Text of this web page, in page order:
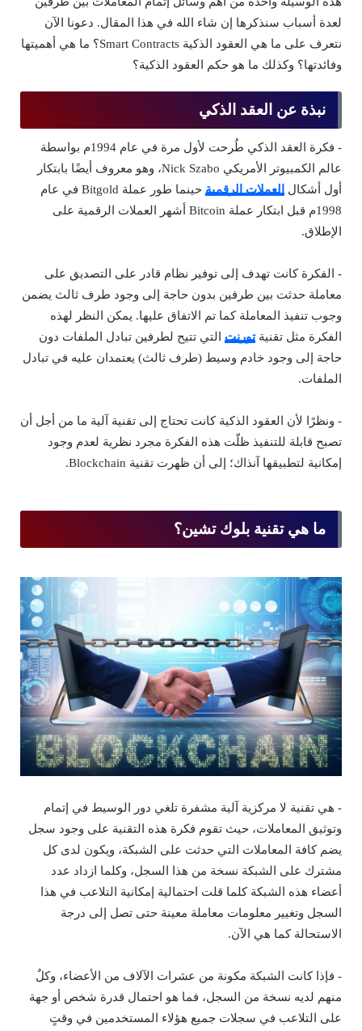
لعدة أسباب سنذكرها إن شاء الله في هذا المقال. دعونا الآن
نتعرف على ما هي العقود الذكية Smart Contracts؟ ما هي أهميتها
وفائدتها؟ وكذلك ما هو حكم العقود الذكية؟
نبذة عن العقد الذكي
- فكرة العقد الذكي طُرحت لأول مرة في عام 1994م بواسطة
عالم الكمبيوتر الأمريكي Nick Szabo، وهو معروف أيضًا بابتكار
أول أشكال العملات الرقمية
حينما طور عملة Bitgold في عام
1998م قبل ابتكار عملة Bitcoin أشهر العملات الرقمية على
الإطلاق.
- الفكرة كانت تهدف إلى توفير نظام قادر على التصديق على
معاملة حدثت بين طرفين بدون حاجة إلى وجود طرف ثالث يضمن
وجوب تنفيذ المعاملة كما تم الاتفاق عليها. يمكن النظر لهذه
الفكرة مثل تقنيةتورنت التي تتيح لطرفين تبادل الملفات دون
حاجة إلى وجود خادم وسيط (طرف ثالث) يعتمدان عليه في تبادل
الملفات.
- ونظرًا لأن العقود الذكية كانت تحتاج إلى تقنية آلية ما من أجل أن
تصبح قابلة للتنفيذ ظلّت هذه الفكرة مجرد نظرية لعدم وجود
إمكانية لتطبيقها آنذاك؛ إلى أن ظهرت تقنية Blockchain.
ما هي تقنية بلوك تشين؟
- هي تقنية لا مركزية آلية مشفرة تلغي دور الوسيط في إتمام
وتوثيق المعاملات، حيث تقوم فكرة هذه التقنية على وجود سجل
يضم كافة المعاملات التي حدثت على الشبكة، ويكون لدى كل
مشترك على الشبكة نسخة من هذا السجل، وكلما ازداد عدد
أعضاء هذه الشبكة كلما قلت احتمالية إمكانية التلاعب في هذا
السجل وتغيير معلومات معاملة معينة حتى تصل إلى درجة
الاستحالة كما هي الآن.
- فإذا كانت الشبكة مكونة من عشرات الآلاف من الأعضاء، وكلٌ
منهم لديه نسخة من السجل، فما هو احتمال قدرة شخص أو جهة
على التلاعب في سجلات جميع هؤلاء المستخدمين في وقتٍ